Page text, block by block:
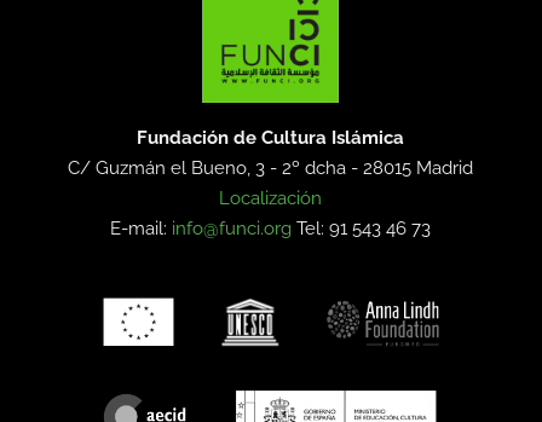
Fundación de Cultura Islámica
C/ Guzmán el Bueno, 3 - 2º dcha -28015 Madrid
Localización
E-mail: info@funci.org Tel: 91 543 46 73